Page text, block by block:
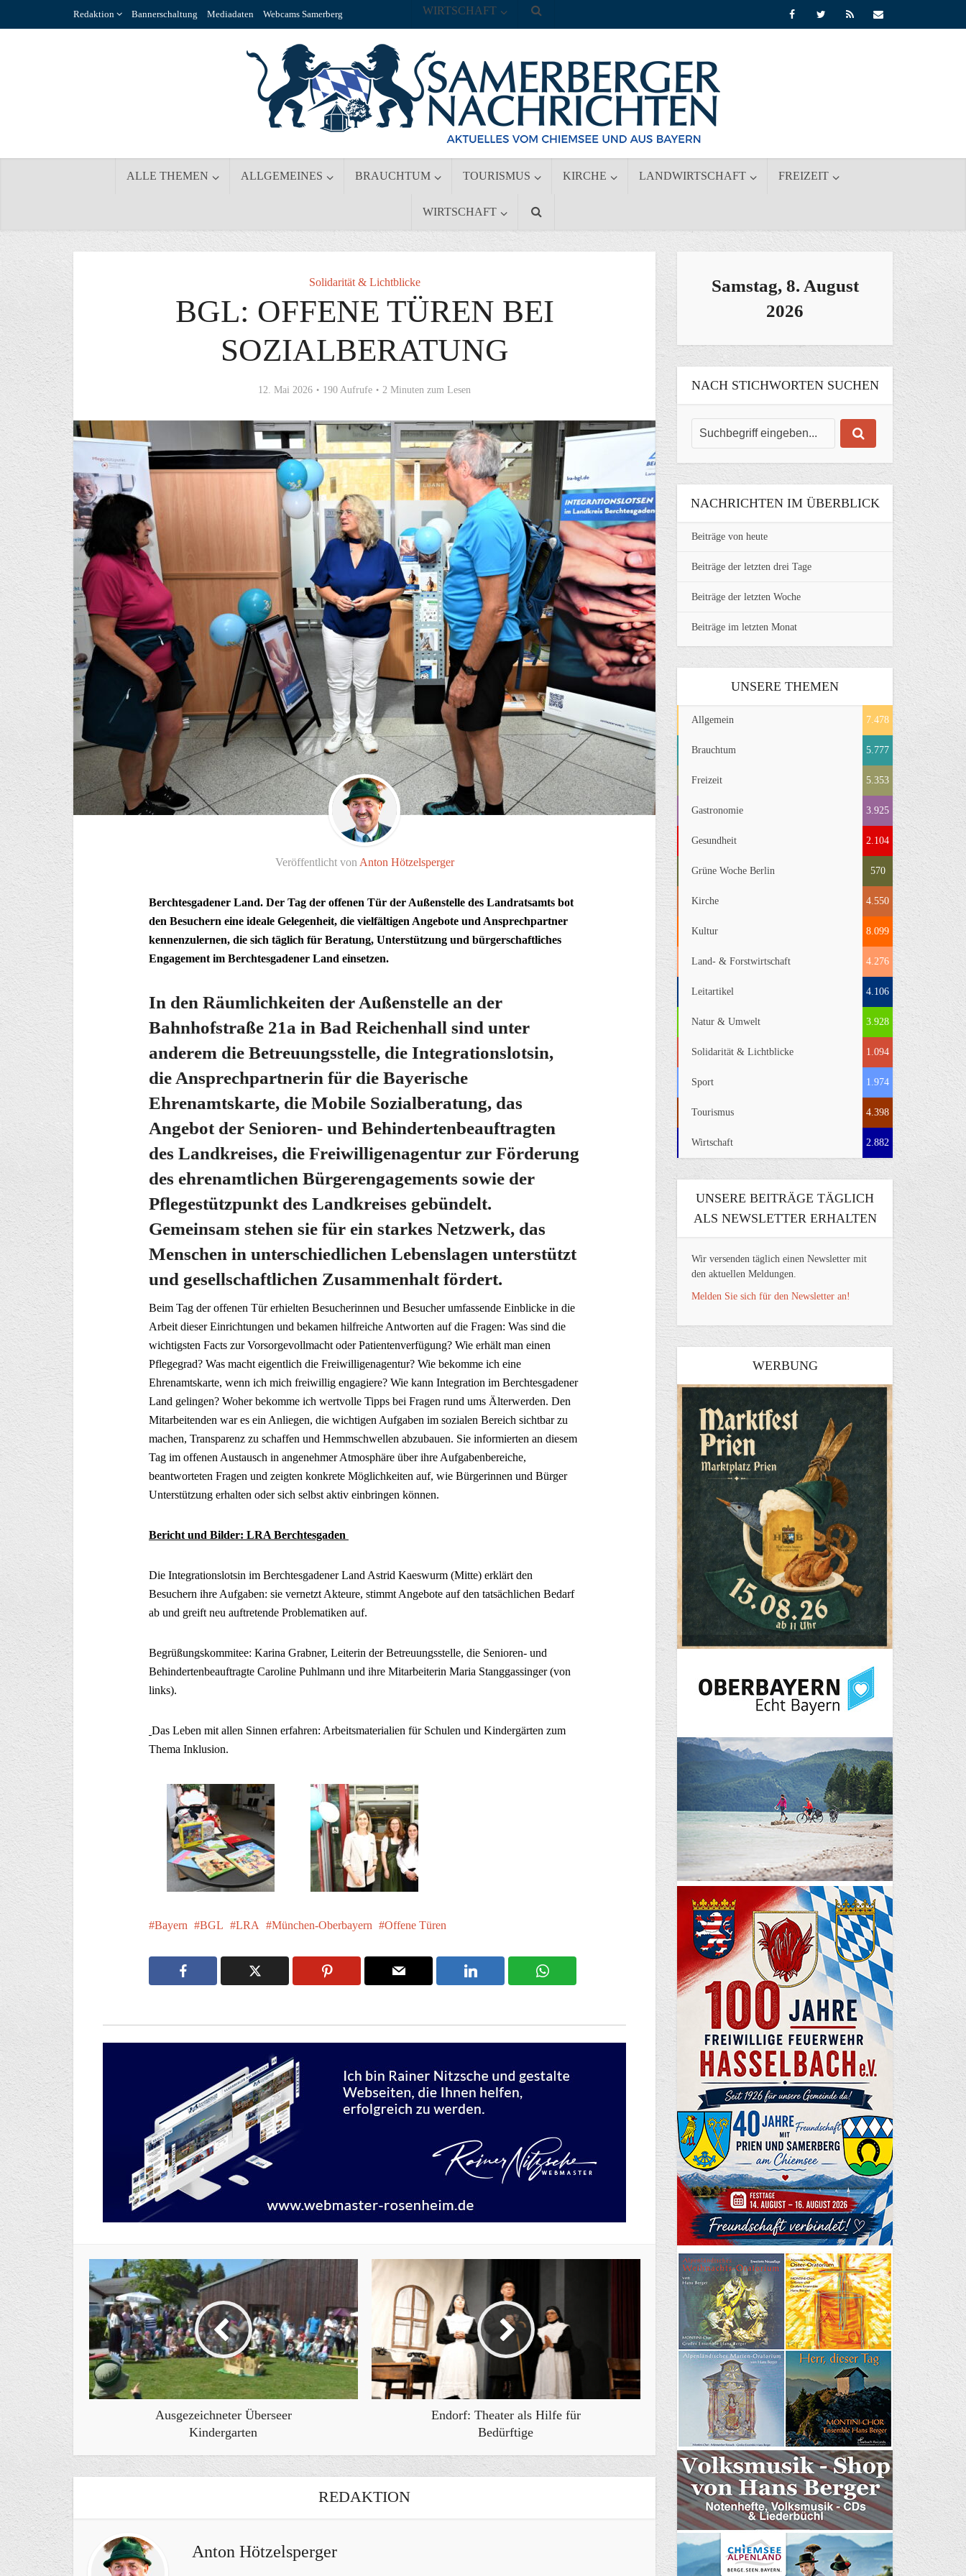
Redaktion Bannerschaltung Mediadaten Webcams Samerberg
ALLE THEMEN ALLGEMEINES BRAUCHTUM TOURISMUS KIRCHE LANDWIRTSCHAFT FREIZEIT
WIRTSCHAFT
WIRTSCHAFT
Solidarität & Lichtblicke
BGL: OFFENE TÜREN BEI
SOZIALBERATUNG
12. Mai 2026 190 Aufrufe 2 Minuten zum Lesen
Veröffentlicht von Anton Hötzelsperger
Berchtesgadener Land. Der Tag der offenen Tür der Außenstelle des Landratsamts bot
den Besuchern eine ideale Gelegenheit, die vielfältigen Angebote und Ansprechpartner
kennenzulernen, die sich täglich für Beratung, Unterstützung und bürgerschaftliches
Engagement im Berchtesgadener Land einsetzen.
In den Räumlichkeiten der Außenstelle an der
Bahnhofstraße 21a in Bad Reichenhall sind unter
anderem die Betreuungsstelle, die Integrationslotsin,
die Ansprechpartnerin für die Bayerische
Ehrenamtskarte, die Mobile Sozialberatung, das
Angebot der Senioren- und Behindertenbeauftragten
des Landkreises, die Freiwilligenagentur zur Förderung
des ehrenamtlichen Bürgerengagements sowie der
Pflegestützpunkt des Landkreises gebündelt.
Gemeinsam stehen sie für ein starkes Netzwerk, das
Menschen in unterschiedlichen Lebenslagen unterstützt
und gesellschaftlichen Zusammenhalt fördert.
Beim Tag der offenen Tür erhielten Besucherinnen und Besucher umfassende Einblicke in die
Arbeit dieser Einrichtungen und bekamen hilfreiche Antworten auf die Fragen: Was sind die
wichtigsten Facts zur Vorsorgevollmacht oder Patientenverfügung? Wie erhält man einen
Pflegegrad? Was macht eigentlich die Freiwilligenagentur? Wie bekomme ich eine
Ehrenamtskarte, wenn ich mich freiwillig engagiere? Wie kann Integration im Berchtesgadener
Land gelingen? Woher bekomme ich wertvolle Tipps bei Fragen rund ums Älterwerden. Den
Mitarbeitenden war es ein Anliegen, die wichtigen Aufgaben im sozialen Bereich sichtbar zu
machen, Transparenz zu schaffen und Hemmschwellen abzubauen. Sie informierten an diesem
Tag im offenen Austausch in angenehmer Atmosphäre über ihre Aufgabenbereiche,
beantworteten Fragen und zeigten konkrete Möglichkeiten auf, wie Bürgerinnen und Bürger
Unterstützung erhalten oder sich selbst aktiv einbringen können.
Bericht und Bilder: LRA Berchtesgaden
Die Integrationslotsin im Berchtesgadener Land Astrid Kaeswurm (Mitte) erklärt den
Besuchern ihre Aufgaben: sie vernetzt Akteure, stimmt Angebote auf den tatsächlichen Bedarf
ab und greift neu auftretende Problematiken auf.
Begrüßungskommitee: Karina Grabner, Leiterin der Betreuungsstelle, die Senioren- und
Behindertenbeauftragte Caroline Puhlmann und ihre Mitarbeiterin Maria Stanggassinger (von
links).
Das Leben mit allen Sinnen erfahren: Arbeitsmaterialien für Schulen und Kindergärten zum
Thema Inklusion.
Bayern BGL LRA München-Oberbayern Offene Türen
Ausgezeichneter Überseer
Kindergarten
Endorf: Theater als Hilfe für
Bedürftige
REDAKTION
Anton Hötzelsperger
Samstag, 8. August
2026
NACH STICHWORTEN SUCHEN
NACHRICHTEN IM ÜBERBLICK
Beiträge von heute
Beiträge der letzten drei Tage
Beiträge der letzten Woche
Beiträge im letzten Monat
UNSERE THEMEN
Allgemein 7.478
Brauchtum 5.777
Freizeit 5.353
Gastronomie 3.925
Gesundheit 2.104
Grüne Woche Berlin 570
Kirche 4.550
Kultur 8.099
Land- & Forstwirtschaft 4.276
Leitartikel 4.106
Natur & Umwelt 3.928
Solidarität & Lichtblicke 1.094
Sport 1.974
Tourismus 4.398
Wirtschaft 2.882
UNSERE BEITRÄGE TÄGLICH
ALS NEWSLETTER ERHALTEN
Wir versenden täglich einen Newsletter mit
den aktuellen Meldungen.
Melden Sie sich für den Newsletter an!
WERBUNG